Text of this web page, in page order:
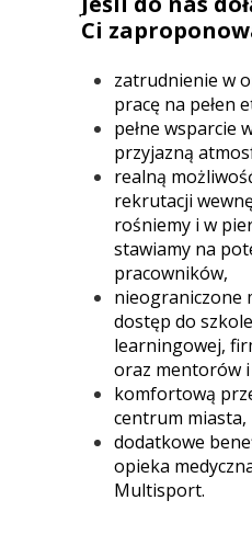
Ci
zatrudnienie w
pracę na pełen
pełne wsparcie
przyjazną
realną
rekrutacji
rośniemy i w
stawiamy na
pracowników,
nieograniczone
dostęp do
learningowej,
oraz mentorów
komfortową
centrum miasta,
dodatkowe
opieka
Multisport.